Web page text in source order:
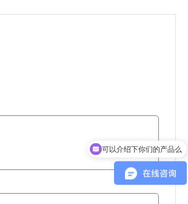
可以介绍下你们的产品么
你们是怎么收费的呢